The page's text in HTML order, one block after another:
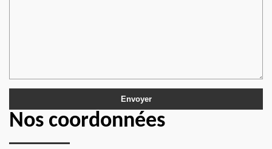
Nos coordonnées